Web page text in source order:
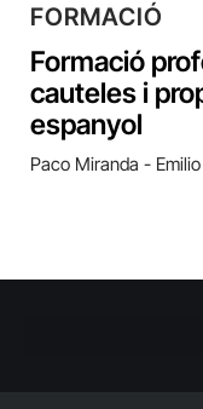
FORMACIÓ
Formació
cauteles i
espanyol
Paco Miranda -